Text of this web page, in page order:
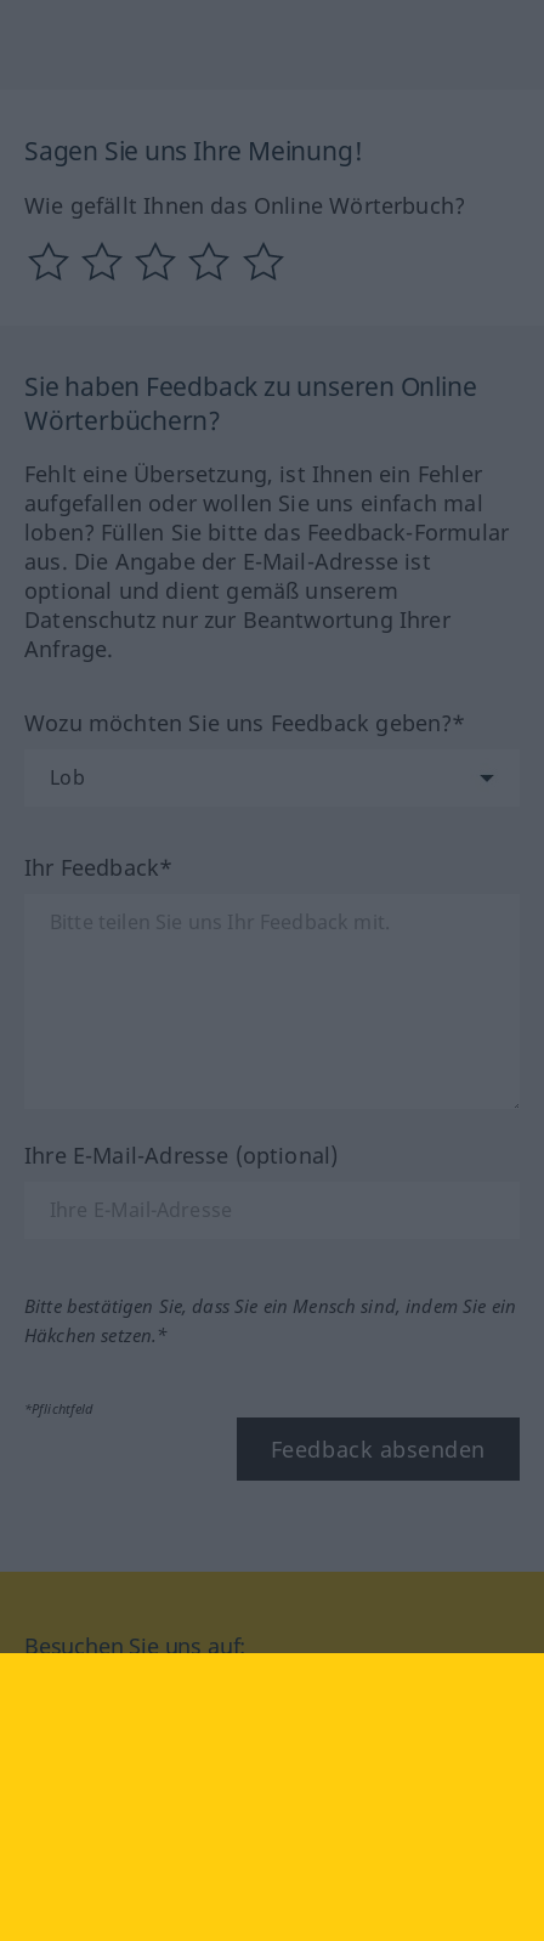
Sagen Sie uns Ihre Meinung!
Wie gefällt Ihnen das Online Wörterbuch?
Sie haben Feedback zu unseren Online
Wörterbüchern?
Fehlt eine Übersetzung, ist Ihnen ein Fehler
aufgefallen oder wollen Sie uns einfach mal
loben? Füllen Sie bitte das Feedback-Formular
aus. Die Angabe der E-Mail-Adresse ist
optional und dient gemäß unserem
Datenschutz nur zur Beantwortung Ihrer
Anfrage.
Wozu möchten Sie uns Feedback geben?*
Ihr Feedback*
Ihre E-Mail-Adresse (optional)
Bitte bestätigen Sie, dass Sie ein Mensch sind, indem Sie ein
Häkchen setzen.*
*Pflichtfeld
Feedback absenden
Besuchen Sie uns auf: